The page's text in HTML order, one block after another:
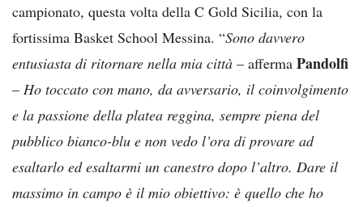
campionato, questa volta della C Gold Sicilia, con la
fortissima Basket School Messina. “Sono davvero
entusiasta di ritornare nella mia città – afferma Pandolfi
– Ho toccato con mano, da avversario, il coinvolgimento
e la passione della platea reggina, sempre piena del
pubblico bianco-blu e non vedo l’ora di provare ad
esaltarlo ed esaltarmi un canestro dopo l’altro. Dare il
massimo in campo è il mio obiettivo: è quello che ho